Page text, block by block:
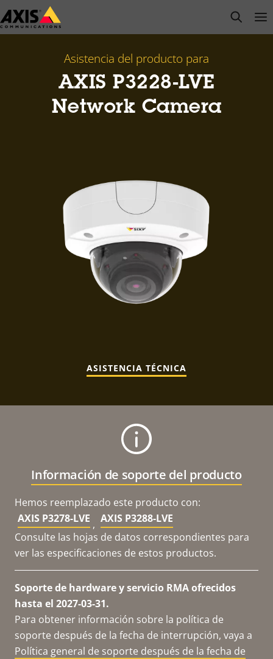
Saltar
al
open
Asistencia del producto para
AXIS P3228-LVE
Network Camera
ASISTENCIA TÉCNICA
Información de soporte del producto
Hemos reemplazado este producto con:
AXIS P3278-LVE , AXIS P3288-LVE
Consulte las hojas de datos correspondientes para
ver las especificaciones de estos productos.
Soporte de hardware y servicio RMA ofrecidos
hasta el 2027-03-31.
Para obtener información sobre la política de
soporte después de la fecha de interrupción, vaya a
Política general de soporte después de la fecha de